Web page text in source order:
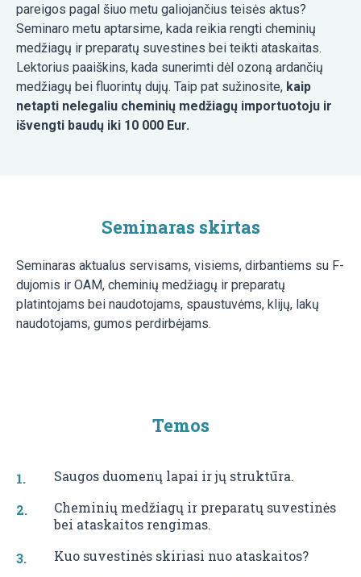
pareigos pagal šiuo metu galiojančius teisės aktus?
Seminaro metu aptarsime, kada reikia rengti cheminių
medžiagų ir preparatų suvestines bei teikti ataskaitas.
Lektorius paaiškins, kada sunerimti dėl ozoną ardančių
medžiagų bei fluorintų dujų. Taip pat sužinosite, kaip
netapti nelegaliu cheminių medžiagų importuotoju ir
išvengti baudų iki 10 000 Eur.
Seminaras skirtas
Seminaras aktualus servisams, visiems, dirbantiems su F-
dujomis ir OAM, cheminių medžiagų ir preparatų
platintojams bei naudotojams, spaustuvėms, klijų, lakų
naudotojams, gumos perdirbėjams.
Temos
Saugos duomenų lapai ir jų struktūra.
Cheminių medžiagų ir preparatų suvestinės
bei ataskaitos rengimas.
Kuo suvestinės skiriasi nuo ataskaitos?